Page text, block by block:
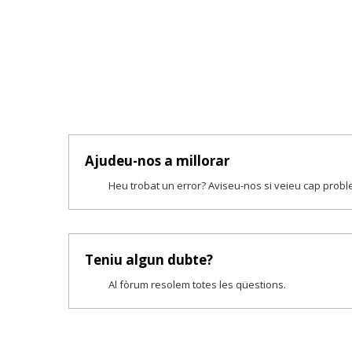
Ajudeu-nos a millorar
Heu trobat un error? Aviseu-nos si veieu cap
Teniu algun dubte?
Al fòrum resolem totes les qüestions.